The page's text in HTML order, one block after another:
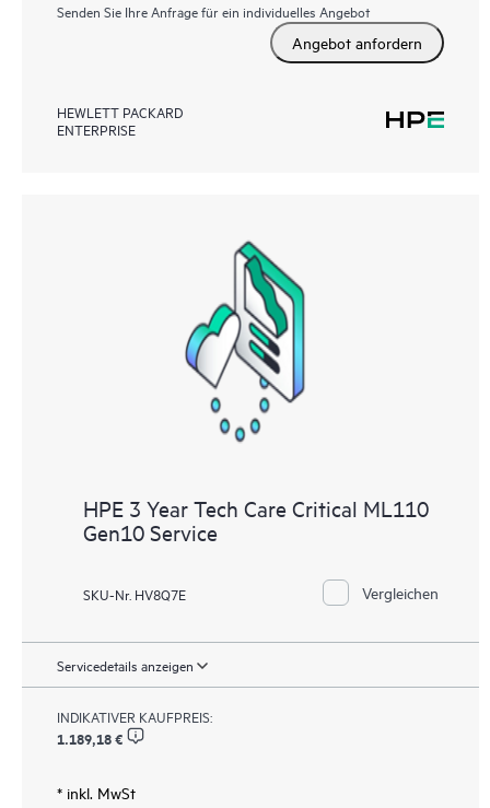
Senden Sie Ihre Anfrage für ein individuelles Angebot
Angebot anfordern
HEWLETT PACKARD
ENTERPRISE
HPE 3 Year Tech Care Critical ML110
Gen10 Service
SKU-Nr. HV8Q7E Vergleichen
Servicedetails anzeigen
INDIKATIVER KAUFPREIS:
1.189,18 €
* inkl. MwSt